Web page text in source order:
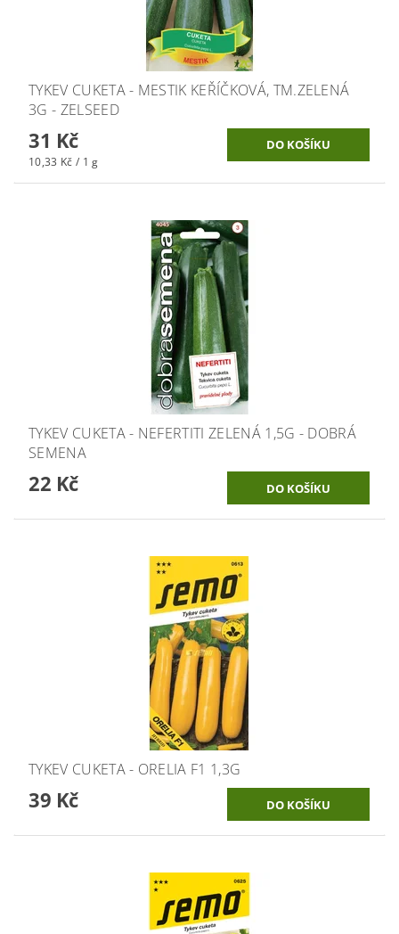
TYKEV CUKETA - MESTIK KEŘÍČKOVÁ, TM.ZELENÁ
3G - ZELSEED
31 Kč
10,33 Kč / 1 g
TYKEV CUKETA - NEFERTITI ZELENÁ 1,5G - DOBRÁ
SEMENA
22 Kč
TYKEV CUKETA - ORELIA F1 1,3G
39 Kč